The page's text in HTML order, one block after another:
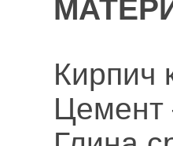
Кирпич
Цемент